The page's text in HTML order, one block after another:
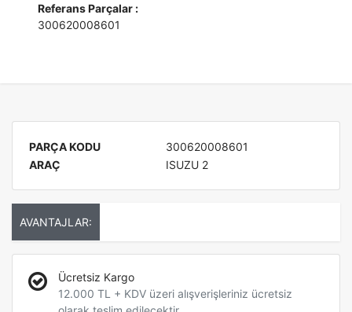
Referans Parçalar :
300620008601
PARÇA KODU
300620008601
ARAÇ
ISUZU 2
AVANTAJLAR:
Ücretsiz Kargo
12.000 TL + KDV üzeri alışverişleriniz ücretsiz